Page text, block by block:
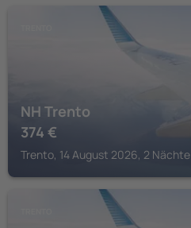
NH Trento
374 €
Trento, 14 August 2026, 2 Nächte